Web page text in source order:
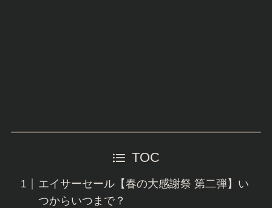
TOC
エイサーセール【春の大感謝祭 第二弾】い
つからいつまで？